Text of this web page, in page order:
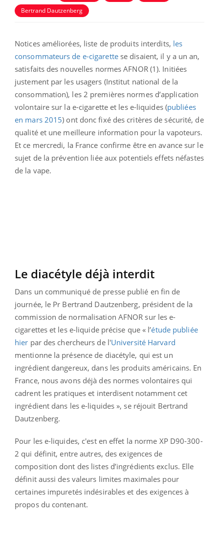
Bertrand Dautzenberg
Notices améliorées, liste de produits interdits, les
consommateurs de e-cigarettese disaient, il y a un an,
satisfaits des nouvelles normes AFNOR (1). Initiées
justement par les usagers (Institut national de la
consommation), les 2 premières normes d’application
volontaire sur la e-cigarette et les e-liquides (publiées
en mars 2015) ont donc fixé des critères de sécurité, de
qualité et une meilleure information pour la vapoteurs.
Et ce mercredi, la France confirme être en avance sur le
sujet de la prévention liée aux potentiels effets néfastes
de la vape.
Le diacétyle déjà interdit
Dans un communiqué de presse publié en fin de
journée, le Pr Bertrand Dautzenberg, président de la
commission de normalisation AFNOR sur les e-
cigarettes et les e-liquide précise que « l’étude publiée
hier par des chercheurs de l'Université Harvard
mentionne la présence de diacétyle, qui est un
ingrédient dangereux, dans les produits américains. En
France, nous avons déjà des normes volontaires qui
cadrent les pratiques et interdisent notamment cet
ingrédient dans les e-liquides », se réjouit Bertrand
Dautzenberg.
Pour les e-liquides, c'est en effet la norme XP D90-300-
2 qui définit, entre autres, des exigences de
composition dont des listes d’ingrédients exclus. Elle
définit aussi des valeurs limites maximales pour
certaines impuretés indésirables et des exigences à
propos du contenant.